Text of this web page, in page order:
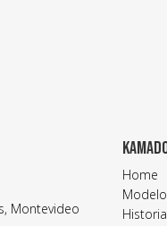
Montevideo
Home
Historia